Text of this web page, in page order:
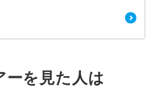
ーを見た人は